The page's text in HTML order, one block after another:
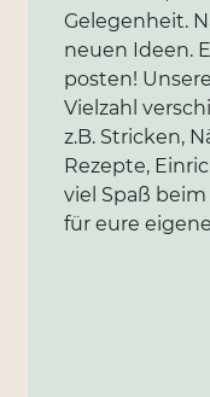
Gelegenheit.
neuen Ideen.
posten!
Vielzahl
z.B. Stricken,
Rezepte,
viel Spaß
für eure